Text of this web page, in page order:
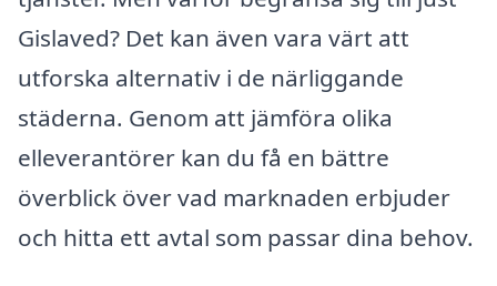
Gislaved? Det kan även vara värt att
utforska alternativ i de närliggande
städerna. Genom att jämföra olika
elleverantörer kan du få en bättre
överblick över vad marknaden erbjuder
och hitta ett avtal som passar dina behov.